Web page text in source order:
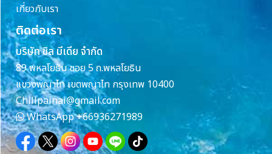
เกี่ยวกับเรา
ติดต่อเรา
บริษัท ชิล มีเดีย จำกัด
89 พหลโยธิน ซอย 5 ถ.พหลโยธิน
แขวงพญาไท เขตพญาไท กรุงเทพ 10400
Chillpainai@gmail.com
WhatsApp+66936271989